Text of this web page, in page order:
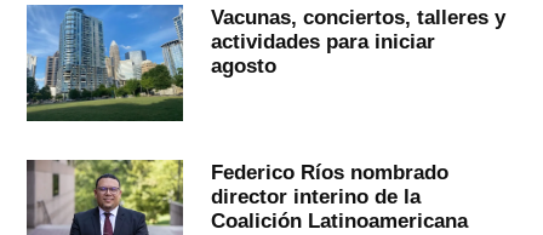
Vacunas, conciertos, talleres y
actividades para iniciar
agosto
Federico Ríos nombrado
director interino de la
Coalición Latinoamericana